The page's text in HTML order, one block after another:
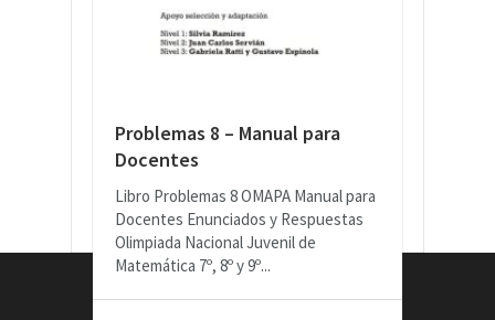
Problemas 8 – Manual para
Docentes
Libro Problemas 8 OMAPA Manual para
Docentes Enunciados y Respuestas
Olimpiada Nacional Juvenil de
Matemática 7º, 8º y 9º...